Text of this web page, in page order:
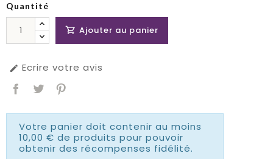
Quantité
 Ajouter au panier
 Ecrire votre avis
Votre panier doit contenir au moins
10,00 € de produits pour pouvoir
obtenir des récompenses fidélité.